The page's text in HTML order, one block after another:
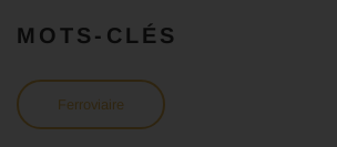
MOTS-CLÉS
Ferroviaire